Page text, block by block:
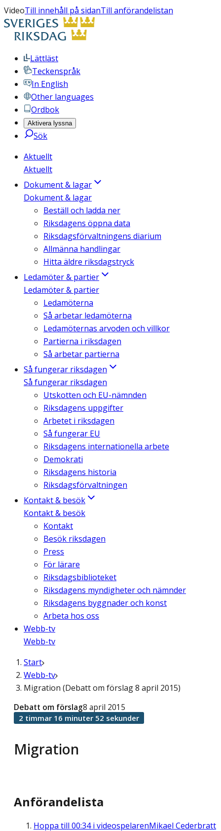
VideoTill innehåll på sidanTill anförandelistan
Lättläst
Teckenspråk
In English
Other languages
Ordbok
Aktivera lyssna
Sök
Aktuellt
Aktuellt
Dokument & lagar
Dokument & lagar
Beställ och ladda ner
Riksdagens öppna data
Riksdagsförvaltningens diarium
Allmänna handlingar
Hitta äldre riksdagstryck
Ledamöter & partier
Ledamöter & partier
Ledamöterna
Så arbetar ledamöterna
Ledamöternas arvoden och villkor
Partierna i riksdagen
Så arbetar partierna
Så fungerar riksdagen
Så fungerar riksdagen
Utskotten och EU-nämnden
Riksdagens uppgifter
Arbetet i riksdagen
Så fungerar EU
Riksdagens internationella arbete
Demokrati
Riksdagens historia
Riksdagsförvaltningen
Kontakt & besök
Kontakt & besök
Kontakt
Besök riksdagen
Press
För lärare
Riksdagsbiblioteket
Riksdagens myndigheter och nämnder
Riksdagens byggnader och konst
Arbeta hos oss
Webb-tv
Webb-tv
Start
Webb-tv
Migration (Debatt om förslag 8 april 2015)
Migration
Debatt om förslag8 april 2015
2 timmar 16 minuter 52 sekunder
Anförandelista
Hoppa till 00:34i videospelarenMikael Cederbratt